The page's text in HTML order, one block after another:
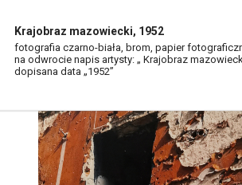
Krajobraz mazowiecki, 1952
fotografia czarno-biała, brom, papier
na odwrocie napis artysty: „ Krajobraz
dopisana data „1952”